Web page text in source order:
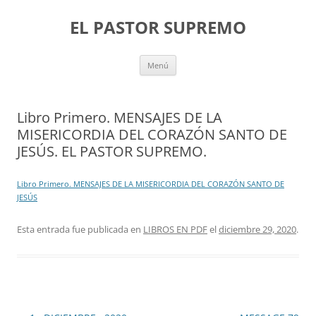
EL PASTOR SUPREMO
Menú
Libro Primero. MENSAJES DE LA
MISERICORDIA DEL CORAZÓN SANTO DE
JESÚS. EL PASTOR SUPREMO.
Libro Primero. MENSAJES DE LA MISERICORDIA DEL CORAZÓN SANTO DE
JESÚS
Esta entrada fue publicada en LIBROS EN PDFeldiciembre 29, 2020.